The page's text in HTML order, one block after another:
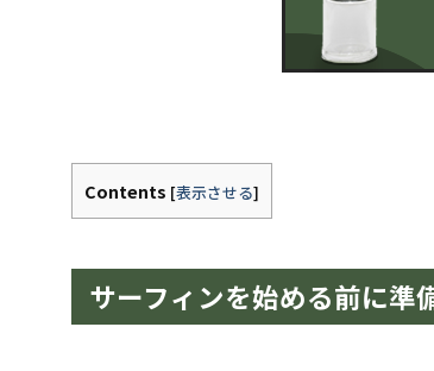
Contents [表示させる]
サーフィンを始める前に準